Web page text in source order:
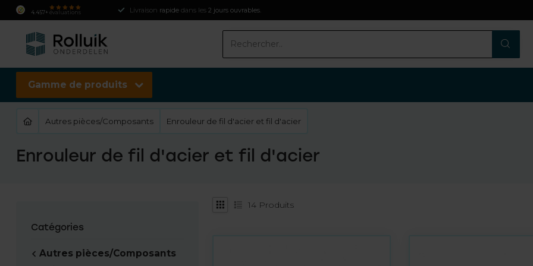
4.457+ évaluations Livraison rapide dans les 2 jours ouvrables
Gamme de produits
Autres pièces/Composants Enrouleur de fil d'acier et fil d'acier
Enrouleur de fil d'acier et fil d'acier
Catégories
Autres pièces/Composants
14 Produits